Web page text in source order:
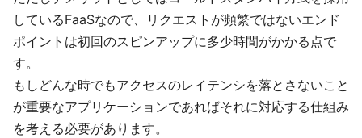
しているFaaSなので、リクエストが頻繁ではないエンド
ポイントは初回のスピンアップに多少時間がかかる点で
す。
もしどんな時でもアクセスのレイテンシを落とさないこと
が重要なアプリケーションであればそれに対応する仕組み
を考える必要があります。